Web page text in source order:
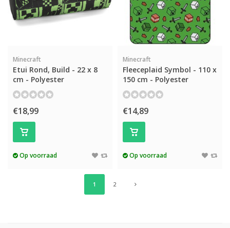
Minecraft
Etui Rond, Build - 22 x 8
cm - Polyester
€18,99
Op voorraad
Minecraft
Fleeceplaid Symbol - 110 x
150 cm - Polyester
€14,89
Op voorraad
1 2